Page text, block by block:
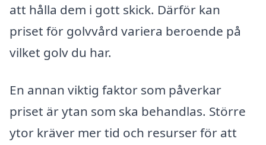
att hålla dem i gott skick. Därför kan
priset för golvvård variera beroende på
vilket golv du har.
En annan viktig faktor som påverkar
priset är ytan som ska behandlas. Större
ytor kräver mer tid och resurser för att